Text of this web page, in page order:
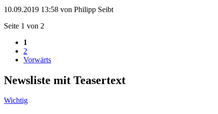
10.09.2019 13:58 von Philipp Seibt
Seite 1 von 2
1
2
Vorwärts
Newsliste mit Teasertext
Wichtig